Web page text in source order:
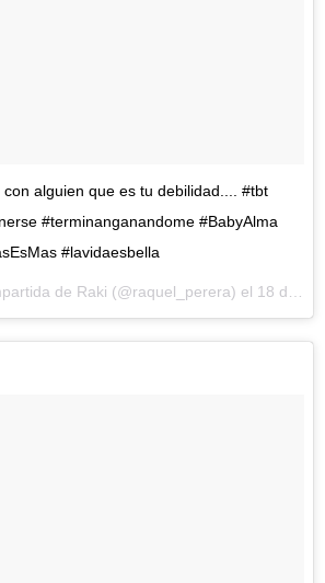
alguien que es tu debilidad.... #tbt
#terminanganandome #BabyAlma
#lavidaesbella
de Raki (@raquel_perera) el 18 de May de 2017 a la(s) 12:24 PDT